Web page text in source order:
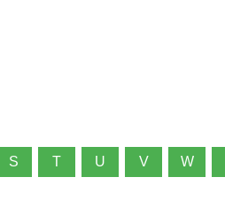
S T U V W